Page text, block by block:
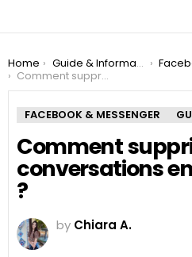
You are here:
Home Guide & Informations
Comment supprimer plusieurs conversations en même temps ?
FACEBOOK & MESSENGER
Comment
conversations
?
by Chiara A.